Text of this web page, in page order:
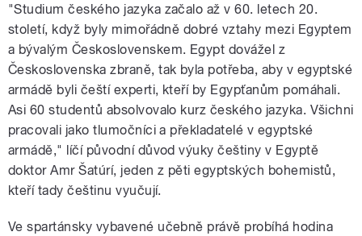
"Studium českého jazyka začalo až v 60. letech 20.
století, když byly mimořádně dobré vztahy mezi Egyptem
a bývalým Československem. Egypt dovážel z
Československa zbraně, tak byla potřeba, aby v egyptské
armádě byli čeští experti, kteří by Egypťanům pomáhali.
Asi 60 studentů absolvovalo kurz českého jazyka. Všichni
pracovali jako tlumočníci a překladatelé v egyptské
armádě," líčí původní důvod výuky češtiny v Egyptě
doktor Amr Šatúrí, jeden z pěti egyptských bohemistů,
kteří tady češtinu vyučují.
Ve spartánsky vybavené učebně právě probíhá hodina